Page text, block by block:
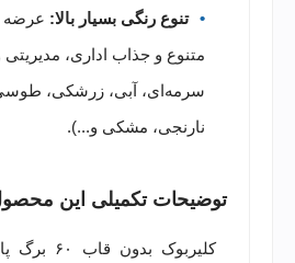
تنوع رنگی بسیار بالا: عرضه
متنوع و جذاب اداری،
سرمه‌ای، آبی، زرشکی،
نارنجی، مشکی و...).
توضیحات تکمیلی این